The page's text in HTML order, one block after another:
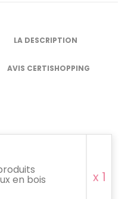
LA DESCRIPTION
AVIS CERTISHOPPING
en bois x 1